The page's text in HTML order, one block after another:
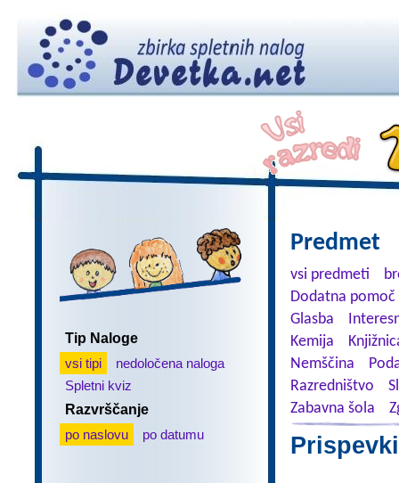
Tip Naloge
vsi tipi
nedoločena naloga
Spletni kviz
Razvrščanje
po naslovu
po datumu
Predmet
vsi predmeti
Dodatna
Glasba
Kemija
Nemščina
Razredništvo
Zabavna šola